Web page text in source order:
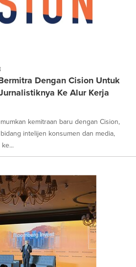
Dengan Cision Untuk
Ke Alur Kerja
kemitraan baru dengan Cision,
intelijen konsumen dan media,